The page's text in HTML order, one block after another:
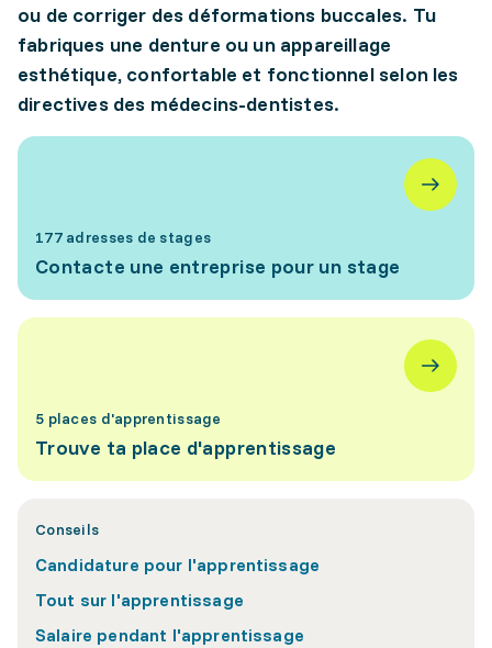
ou de corriger des déformations buccales. Tu
fabriques une denture ou un appareillage
esthétique, confortable et fonctionnel selon les
directives des médecins-dentistes.
177 adresses de stages
Contacte une entreprise pour un stage
5 places d'apprentissage
Trouve ta place d'apprentissage
Conseils
Candidature pour l'apprentissage
Tout sur l'apprentissage
Salaire pendant l'apprentissage